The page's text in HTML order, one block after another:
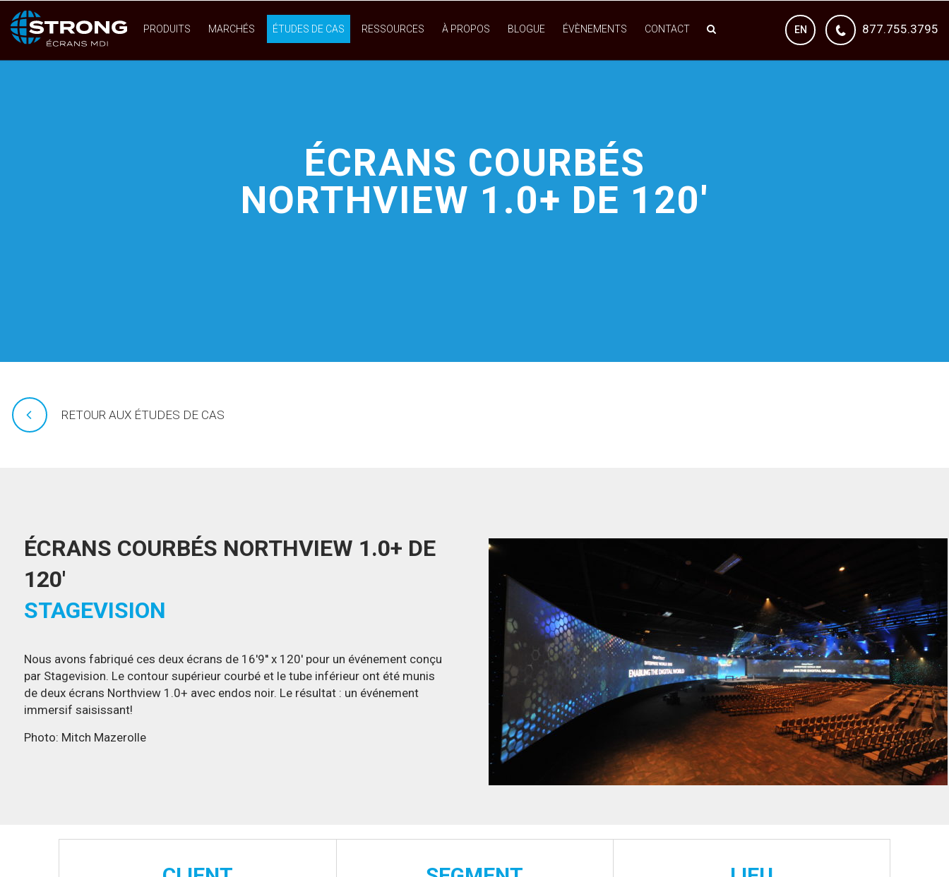
PRODUITS MARCHÉS ÉTUDES DE CAS RESSOURCES À PROPOS BLOGUE ÉVÈNEMENTS CONTACT EN 877.755.3795
ÉCRANS COURBÉS
NORTHVIEW 1.0+ DE 120'
RETOUR AUX ÉTUDES DE CAS
ÉCRANS COURBÉS NORTHVIEW 1.0+ DE
120'
STAGEVISION
Nous avons fabriqué ces deux écrans de 16'9'' x 120' pour un événement conçu
par Stagevision. Le contour supérieur courbé et le tube inférieur ont été munis
de deux écrans Northview 1.0+ avec endos noir. Le résultat : un événement
immersif saisissant!
Photo: Mitch Mazerolle